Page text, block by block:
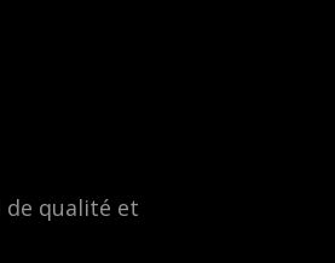
de qualité et